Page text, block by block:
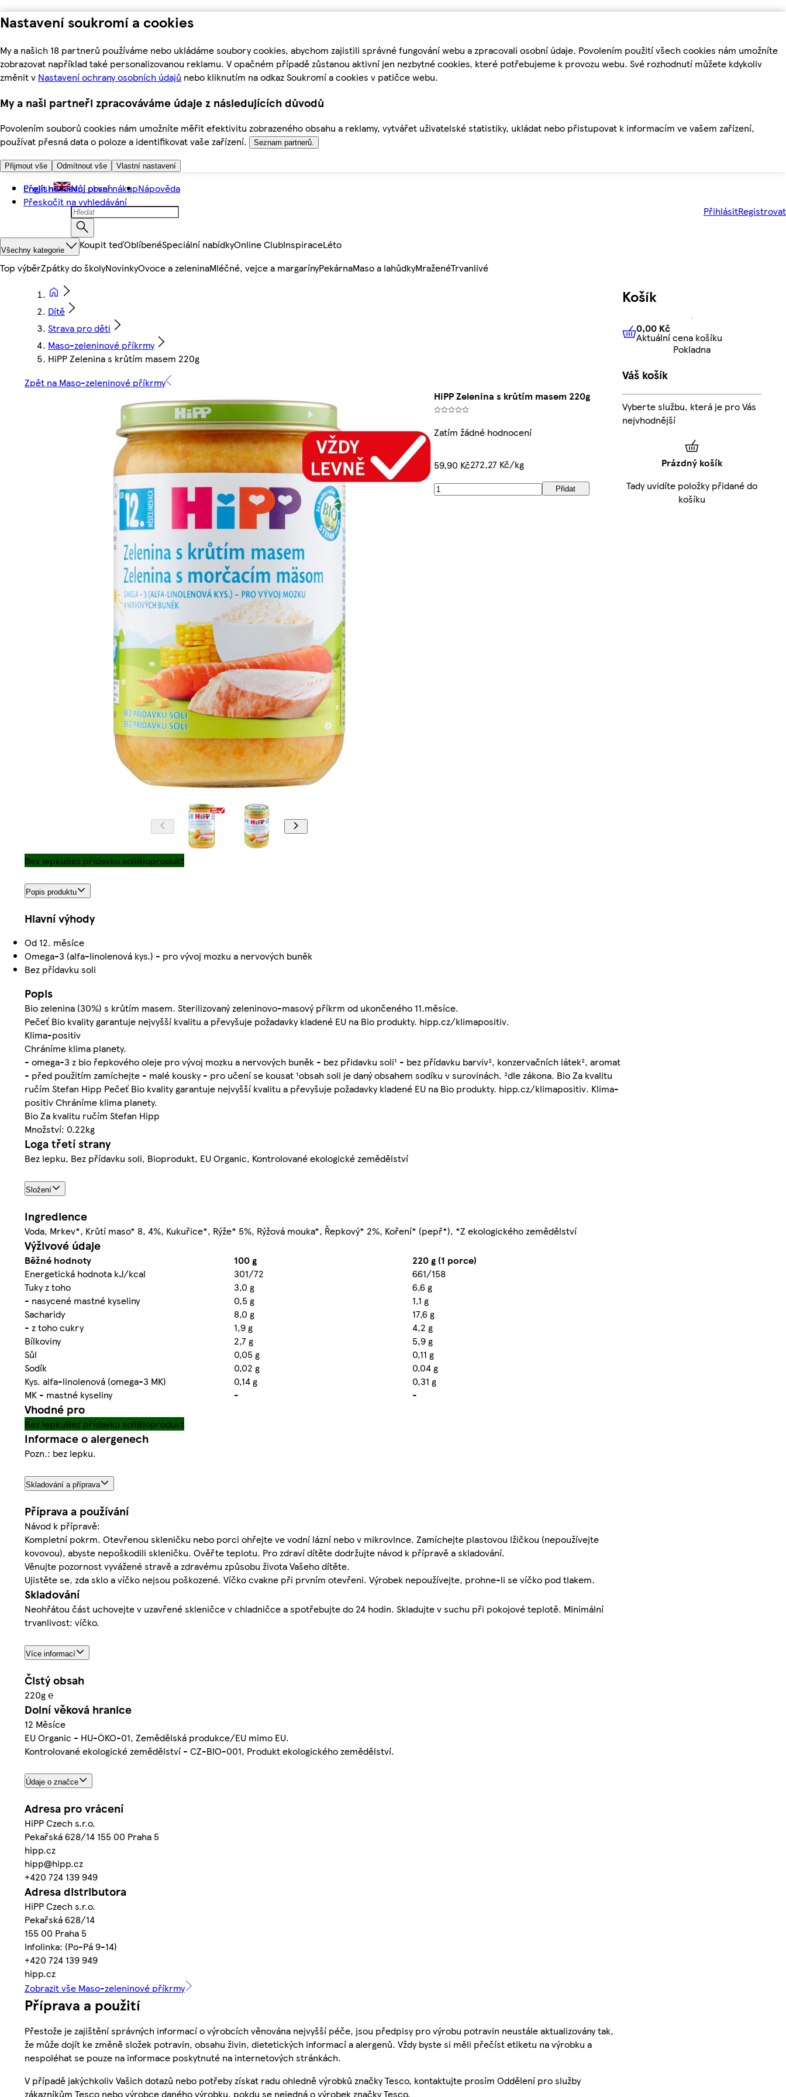
Nastavení soukromí a cookies
My a našich 18 partnerů používáme nebo ukládáme soubory cookies, abychom zajistili správné fungování webu a zpracovali osobní údaje. Povolením použití všech cookies nám umožníte
zobrazovat například také personalizovanou reklamu. V opačném případě zůstanou aktivní jen nezbytné cookies, které potřebujeme k provozu webu. Své rozhodnutí můžete kdykoliv
změnit v Nastavení ochrany osobních údajů nebo kliknutím na odkaz Soukromí a cookies v patičce webu.
My a naši partneři zpracováváme údaje z následujících důvodů
Povolením souborů cookies nám umožníte měřit efektivitu zobrazeného obsahu a reklamy, vytvářet uživatelské statistiky, ukládat nebo přistupovat k informacím ve vašem zařízení,
používat přesná data o poloze a identifikovat vaše zařízení.
Seznam partnerů.
Přijmout vše Odmítnout vše Vlastní nastavení
Přejít na hlavní obsah
Přeskočit na vyhledávání
English Můj první nákupNápověda
PřihlásitRegistrovat
Všechny kategorie Koupit teďOblíbenéSpeciální nabídkyOnline ClubInspiraceLéto
Top výběrZpátky do školyNovinkyOvoce a zeleninaMléčné, vejce a margarínyPekárnaMaso a lahůdkyMraženéTrvanlivé
Dítě
Strava pro děti
Maso-zeleninové příkrmy
HiPP Zelenina s krůtím masem 220g
Zpět na Maso-zeleninové příkrmy
HiPP Zelenina s krůtím masem 220g
Zatím žádné hodnocení
59,90 Kč272,27 Kč/kg
Přidat
Bez lepkuBez přídavku soliBioprodukt
Popis produktu
Hlavní výhody
Od 12. měsíce
Omega-3 (alfa-linolenová kys.) - pro vývoj mozku a nervových buněk
Bez přídavku soli
Popis
Bio zelenina (30%) s krůtím masem. Sterilizovaný zeleninovo-masový příkrm od ukončeného 11.měsíce.
Pečeť Bio kvality garantuje nejvyšší kvalitu a převyšuje požadavky kladené EU na Bio produkty. hipp.cz/klimapositiv.
Klima-positiv
Chráníme klima planety.
- omega-3 z bio řepkového oleje pro vývoj mozku a nervových buněk - bez přidavku soli¹ - bez přídavku barviv², konzervačních látek², aromat
- před použitím zamíchejte - malé kousky - pro učení se kousat ¹obsah soli je daný obsahem sodíku v surovinách. ²dle zákona. Bio Za kvalitu
ručím Stefan Hipp Pečeť Bio kvality garantuje nejvyšší kvalitu a převyšuje požadavky kladené EU na Bio produkty. hipp.cz/klimapositiv. Klima-
positiv Chráníme klima planety.
Bio Za kvalitu ručím Stefan Hipp
Množství: 0.22kg
Loga třetí strany
Bez lepku, Bez přídavku soli, Bioprodukt, EU Organic, Kontrolované ekologické zemědělství
Složení
Ingredience
Voda, Mrkev*, Krůtí maso* 8, 4%, Kukuřice*, Rýže* 5%, Rýžová mouka*, Řepkový* 2%, Koření* (pepř*), *Z ekologického zemědělství
Výživové údaje
Běžné hodnoty 100 g
220 g (1 porce)
Energetická hodnota kJ/kcal
301/72
661/158
Tuky z toho
3,0 g
6,6 g
- nasycené mastné kyseliny
0,5 g
1,1 g
Sacharidy
8,0 g
17,6 g
- z toho cukry
1,9 g
4,2 g
Bílkoviny
2,7 g
5,9 g
Sůl
0,05 g
0,11 g
Sodík
0,02 g
0,04 g
Kys. alfa-linolenová (omega-3 MK)
0,14 g
0,31 g
MK - mastné kyseliny
- -
Vhodné pro
Bez lepkuBez přídavku soliBioprodukt
Informace o alergenech
Pozn.: bez lepku.
Skladování a příprava
Příprava a používání
Návod k přípravě:
Kompletní pokrm. Otevřenou skleničku nebo porci ohřejte ve vodní lázní nebo v mikrovlnce. Zamíchejte plastovou lžičkou (nepoužívejte
kovovou), abyste nepoškodili skleničku. Ověřte teplotu. Pro zdraví dítěte dodržujte návod k přípravě a skladování.
Věnujte pozornost vyvážené stravě a zdravému způsobu života Vašeho dítěte.
Ujistěte se, zda sklo a víčko nejsou poškozené. Víčko cvakne při prvním otevřeni. Výrobek nepoužívejte, prohne-li se víčko pod tlakem.
Skladování
Neohřátou část uchovejte v uzavřené skleničce v chladničce a spotřebujte do 24 hodin. Skladujte v suchu při pokojové teplotě. Minimální
trvanlivost: víčko.
Více informací
Čistý obsah
220g ℮
Dolní věková hranice
12 Měsíce
EU Organic - HU-ÖKO-01, Zemědělská produkce/EU mimo EU.
Kontrolované ekologické zemědělství - CZ-BIO-001, Produkt ekologického zemědělství.
Údaje o značce
Adresa pro vrácení
HiPP Czech s.r.o.
Pekařská 628/14 155 00 Praha 5
hipp.cz
hipp@hipp.cz
+420 724 139 949
Adresa distributora
HiPP Czech s.r.o.
Pekařská 628/14
155 00 Praha 5
Infolinka: (Po-Pá 9-14)
+420 724 139 949
hipp.cz
Zobrazit vše Maso-zeleninové příkrmy
Příprava a použití
Přestože je zajištění správných informací o výrobcích věnována nejvyšší péče, jsou předpisy pro výrobu potravin neustále aktualizovány tak,
že může dojít ke změně složek potravin, obsahu živin, dietetických informací a alergenů. Vždy byste si měli přečíst etiketu na výrobku a
nespoléhat se pouze na informace poskytnuté na internetových stránkách.
V případě jakýchkoliv Vašich dotazů nebo potřeby získat radu ohledně výrobků značky Tesco, kontaktujte prosím Oddělení pro služby
zákazníkům Tesco nebo výrobce daného výrobku, pokdu se nejedná o výrobek značky Tesco.
Košík
0,00 KčAktuální cena košíku
0,00 Kč
Aktuální cena košíku
Pokladna
Váš košík
Vyberte službu, která je pro Vás
nejvhodnější
Prázdný košík
Tady uvidíte položky přidané do
košíku